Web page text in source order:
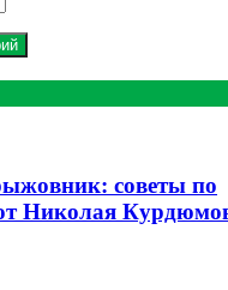
советы по
Николая